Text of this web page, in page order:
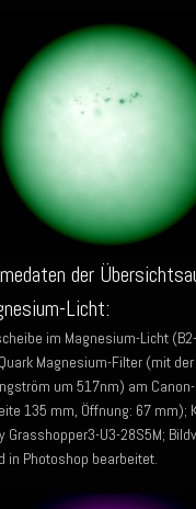
der
Licht:
im Magnesium-Licht
Magnesium-Filter (mit
um 517nm) am
135 mm, Öffnung: 67 mm);
Grasshopper3-U3-28S5M;
in Photoshop bearbeitet.